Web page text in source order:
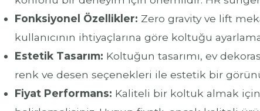
Fonksiyonel Özellikler: Zero gravity ve lift
kullanıcının ihtiyaçlarına göre koltuğu
Estetik Tasarım: Koltuğun tasarımı, ev
renk ve desen seçenekleri ile estetik bir
Fiyat Performans: Kaliteli bir koltuk almak